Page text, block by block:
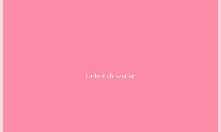
Unterrichtszeiten